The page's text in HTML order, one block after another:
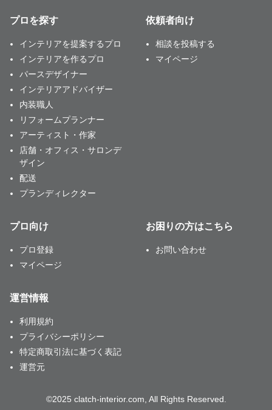
プロを探す
インテリアを提案するプロ
インテリアを作るプロ
パースデザイナー
インテリアアドバイザー
内装職人
リフォームプランナー
アーティスト・作家
店舗・オフィス・サロンデ
ザイン
配送
プランディレクター
依頼者向け
相談を投稿する
マイページ
プロ向け
プロ登録
マイページ
お困りの方はこちら
お問い合わせ
運営情報
利用規約
プライバシーポリシー
特定商取引法に基づく表記
運営元
©2025 clatch-interior.com, All Rights Reserved.